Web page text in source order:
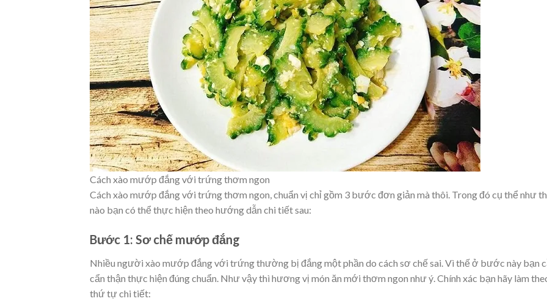
Cách xào mướp đắng với trứng thơm ngon
Cách xào mướp đắng với trứng thơm ngon, chuẩn vị chỉ gồm 3 bước đơn giản mà thôi. Trong đó cụ thể như
nào bạn có thể thực hiện theo hướng dẫn chi tiết sau:
Bước 1: Sơ chế mướp đắng
Nhiều người xào mướp đắng với trứng thường bị đắng một phần do cách sơ chế sai. Vì thế ở bước này bạn
cẩn thận thực hiện đúng chuẩn. Như vậy thì hương vị món ăn mới thơm ngon như ý. Chính xác bạn hãy làm
thứ tự chi tiết: